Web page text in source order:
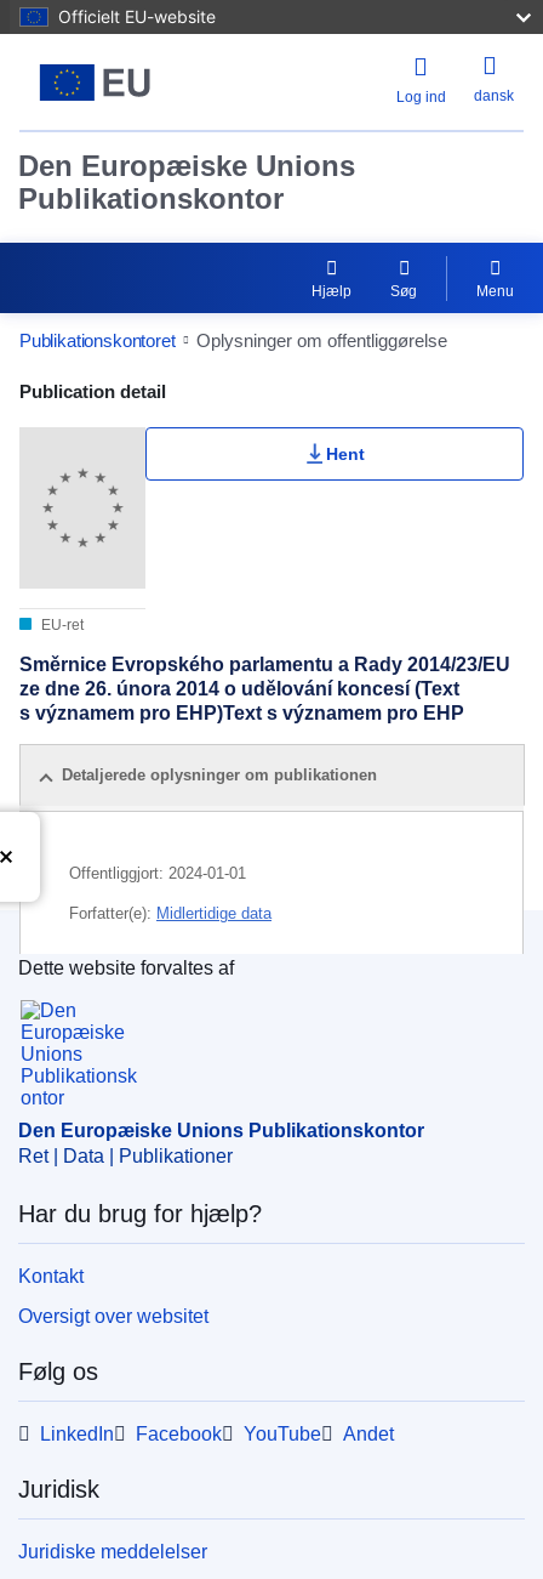
Officielt EU-website
Log ind dansk
Den Europæiske Unions
Publikationskontor
Hjælp Søg Menu
Publikationskontoret Oplysninger om offentliggørelse
Publication Detail Actions Portlet
Publication detail
EU-ret
Hent
Směrnice Evropského parlamentu a Rady 2014/23/EU
ze dne 26. února 2014 o udělování koncesí (Text
s významem pro EHP)Text s významem pro EHP
Detaljerede oplysninger om publikationen
Offentliggjort: 2024-01-01
Forfatter(e): Midlertidige data
Den Europæiske Unions Publikationskontor
Dette website forvaltes af
Den Europæiske Unions Publikationskontor
Ret | Data | Publikationer
Har du brug for hjælp?
Kontakt
Oversigt over websitet
Følg os
LinkedIn Facebook YouTube Andet
Juridisk
Juridiske meddelelser